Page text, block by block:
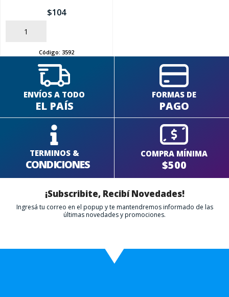
$104
AÑADIR
Código: 3592
ENVÍOS A TODO
EL PAÍS
FORMAS DE
PAGO
TERMINOS &
CONDICIONES
COMPRA MÍNIMA
$500
¡Subscribite, Recibí Novedades!
Ingresá tu correo en el popup y te mantendremos informado de las
últimas novedades y promociones.